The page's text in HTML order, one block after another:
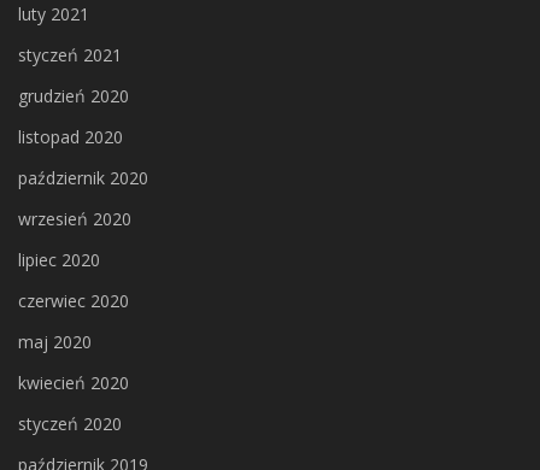
luty 2021
styczeń 2021
grudzień 2020
listopad 2020
październik 2020
wrzesień 2020
lipiec 2020
czerwiec 2020
maj 2020
kwiecień 2020
styczeń 2020
październik 2019